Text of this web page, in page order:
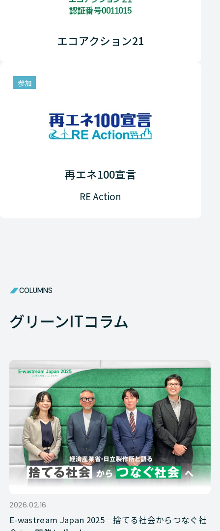
エコアクション21
参加
再エネ100宣言
RE Action
COLUMNS
グリーンITコラム
2026.02.16
E-wastream Japan 2025―捨てる社会からつなぐ社